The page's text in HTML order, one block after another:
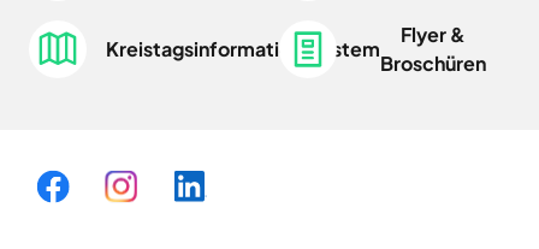
Kreistagsinformationssystem
Flyer &
Broschüren